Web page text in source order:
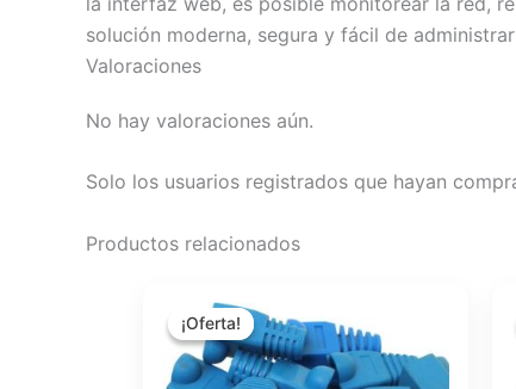
solución moderna, segura y fácil de
Valoraciones
No hay valoraciones aún.
Solo los usuarios registrados que hayan
Productos relacionados
¡Oferta!
¡Oferta!
precio
original
era:
$26.25.
actual
es:
$21.45.